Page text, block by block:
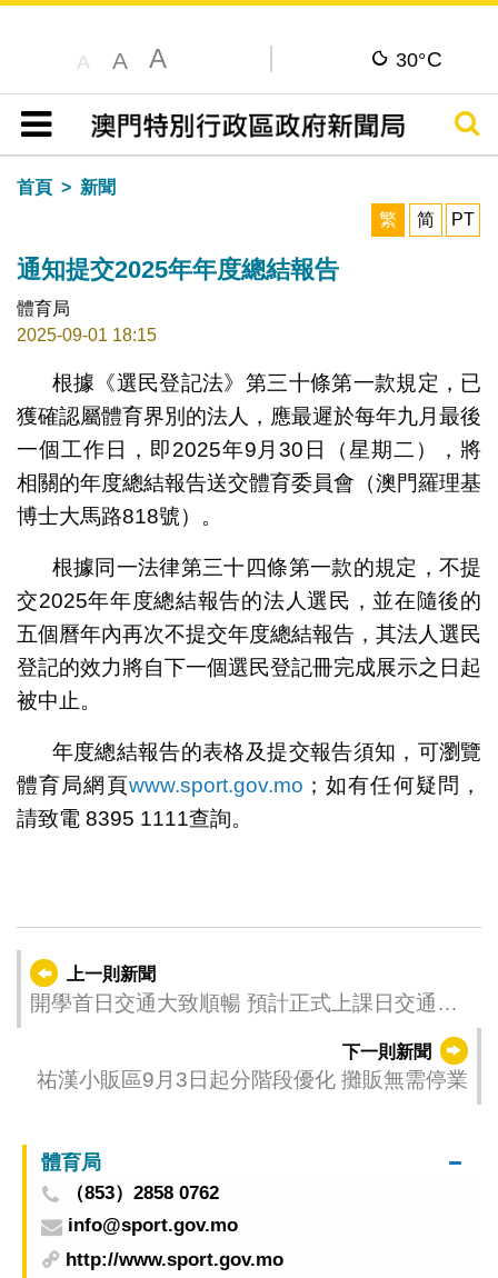
A A A 30°C
目錄
搜尋
首頁
新聞
繁
简 PT
通知提交2025年年度總結報告
體育局
2025-09-01 18:15
根據《選民登記法》第三十條第一款規定，已
獲確認屬體育界別的法人，應最遲於每年九月最後
一個工作日，即2025年9月30日（星期二），將
相關的年度總結報告送交體育委員會（澳門羅理基
博士大馬路818號）。
根據同一法律第三十四條第一款的規定，不提
交2025年年度總結報告的法人選民，並在隨後的
五個曆年內再次不提交年度總結報告，其法人選民
登記的效力將自下一個選民登記冊完成展示之日起
被中止。
年度總結報告的表格及提交報告須知，可瀏覽
體育局網頁www.sport.gov.mo ；如有任何疑問，
請致電 8395 1111查詢。
上一則新聞
開學首日交通大致順暢 預計正式上課日交通需
下一則新聞
祐漢小販區9月3日起分階段優化 攤販無需停業
體育局
（853）2858 0762
info@sport.gov.mo
http://www.sport.gov.mo